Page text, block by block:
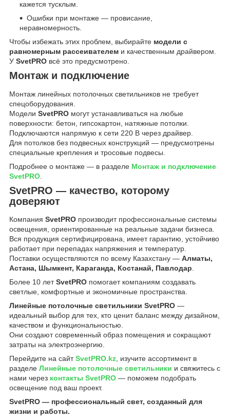
кажется тусклым.
Ошибки при монтаже — провисание,
неравномерность.
Чтобы избежать этих проблем, выбирайте модели с
равномерным рассеивателем и качественным драйвером.
У SvetPRO всё это предусмотрено.
Монтаж и подключение
Монтаж линейных потолочных светильников не требует
спецоборудования.
Модели SvetPRO могут устанавливаться на любые
поверхности: бетон, гипсокартон, натяжные потолки.
Подключаются напрямую к сети 220 В через драйвер.
Для потолков без подвесных конструкций — предусмотрены
специальные крепления и тросовые подвесы.
Подробнее о монтаже — в разделе Монтаж и подключение
SvetPRO
SvetPRO — качество, которому
доверяют
Компания SvetPRO производит профессиональные системы
освещения, ориентированные на реальные задачи бизнеса.
Вся продукция сертифицирована, имеет гарантию, устойчиво
работает при перепадах напряжения и температур.
Поставки осуществляются по всему Казахстану — Алматы,
Астана, Шымкент, Караганда, Костанай, Павлодар
Более 10 летSvetPRO помогает компаниям создавать
светлые, комфортные и экономичные пространства.
Линейные потолочные светильники SvetPRO —
идеальный выбор для тех, кто ценит баланс между дизайном,
качеством и функциональностью.
Они создают современный образ помещения и сокращают
затраты на электроэнергию.
Перейдите на сайтSvetPRO.kz , изучите ассортимент в
разделе Линейные потолочные светильники и свяжитесь с
нами через контакты SvetPRO — поможем подобрать
освещение под ваш проект.
SvetPRO — профессиональный свет, созданный для
жизни и работы.